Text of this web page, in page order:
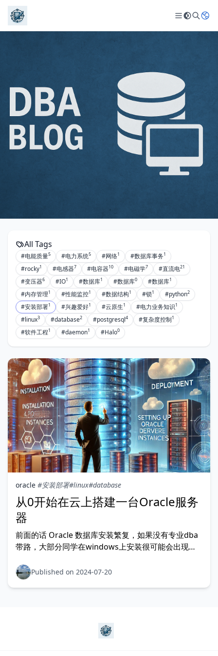
All Tags
#电能质量5 #电力系统5 #网络1 #数据库事务1
#rocky1 #电感器7 #电容器10 #电磁学7 #直流电21
#变压器6 #IO1 #数据库1 #数据库0 #数据库1
#内存管理1 #性能监控1 #数据结构1 #锁1 #python2
#安装部署1 #兴趣爱好1 #云原生1 #电力业务知识1
#linux3 #database2 #postgresql4 #复杂度控制1
#软件工程1 #daemon1 #Halo0
oracle #安装部署#linux#database
从0开始在云上搭建一台Oracle服务
器
前面的话 Oracle 数据库安装繁复，如果没有专业dba
带路，大部分同学在windows上安装很可能会出现非
话，是没法重新安装的，糟糕的情况下，需要重装系
统。 那么读此文前，我希望你具备以下知识，这样的
Published on 2024-07-20